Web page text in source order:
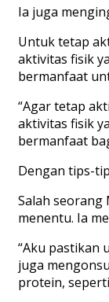
Ia juga
Untuktetap
aktivitas fisik
bermanfaat
“Agartetap
aktivitas fisik
bermanfaat
Dengan tips-
Salah seorang
menentu. Ia
“Aku pastikan
juga
protein, seperti